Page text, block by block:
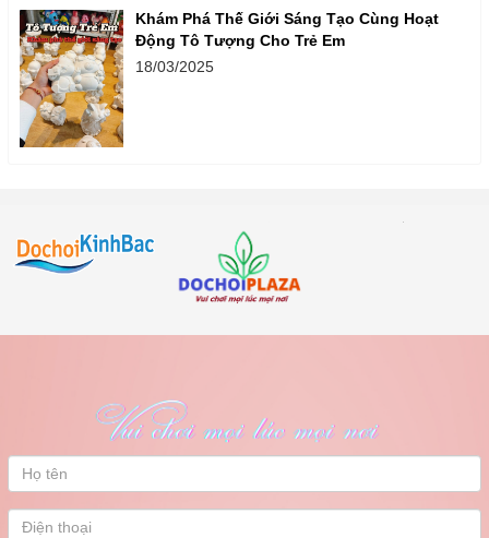
Khám Phá Thế Giới Sáng Tạo Cùng Hoạt
Động Tô Tượng Cho Trẻ Em
18/03/2025